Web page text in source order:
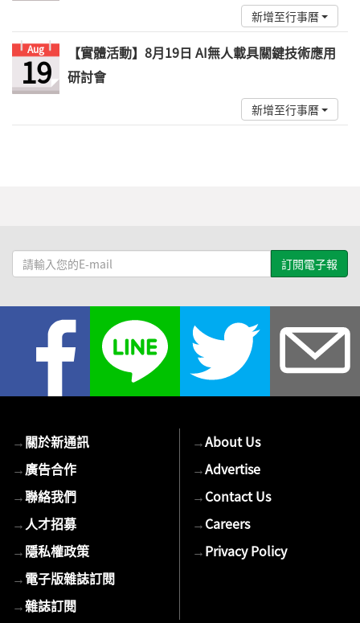
新增至行事曆
Aug
19
【實體活動】8月19日 AI無人載具關鍵技術應用
研討會
新增至行事曆
請
輸
→關於新通訊
→廣告合作
→聯絡我們
→人才招募
→隱私權政策
→電子版雜誌訂閱
→雜誌訂閱
→About Us
→Advertise
→Contact Us
→Careers
→Privacy Policy